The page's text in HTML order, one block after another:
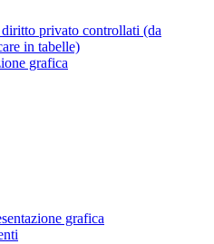
privato controllati (da
in tabelle)
grafica
grafica